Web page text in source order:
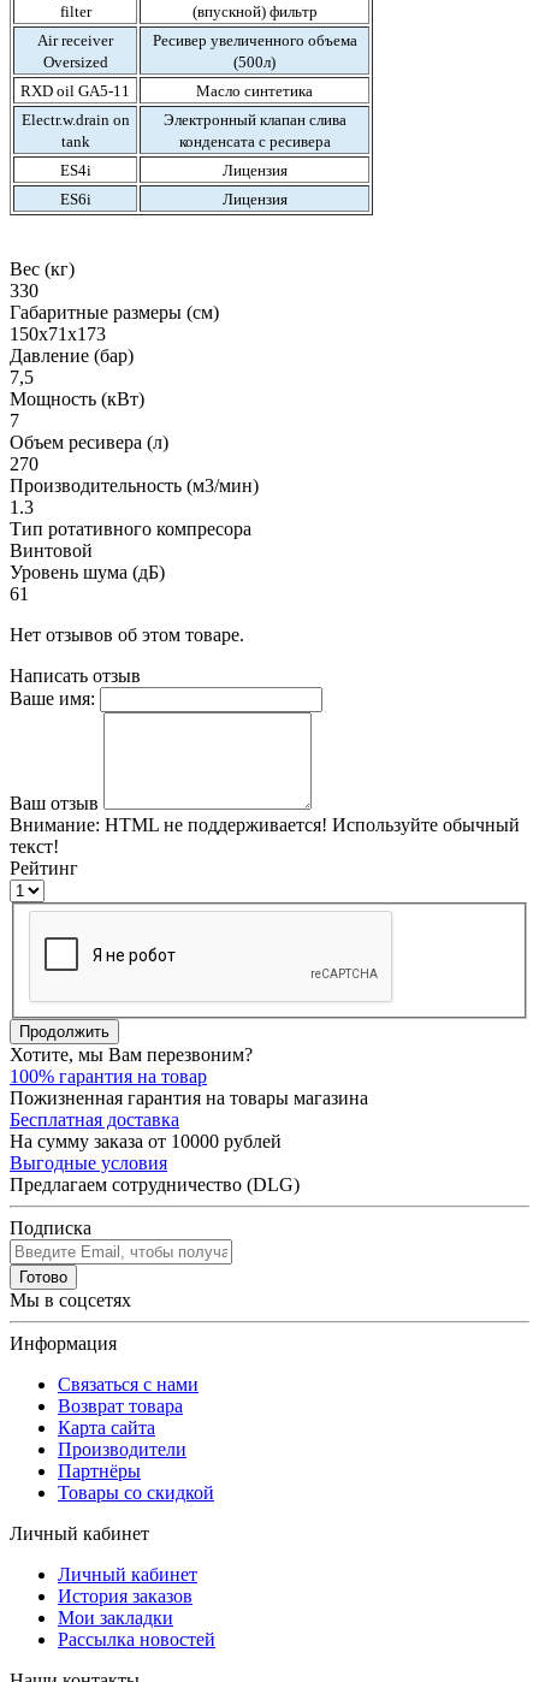
filter
(впускной) фильтр
Air receiver
Oversized
Ресивер увеличенного объема
(500л)
RXD oil GA5-11
Масло синтетика
Electr.w.drain on
tank
Электронный клапан слива
конденсата с ресивера
ES4i
Лицензия
ES6i
Лицензия
Вес (кг)
330
Габаритные размеры (см)
150х71х173
Давление (бар)
7,5
Мощность (кВт)
7
Объем ресивера (л)
270
Производительность (м3/мин)
1.3
Тип ротативного компресора
Винтовой
Уровень шума (дБ)
61
Нет отзывов об этом товаре.
Написать отзыв
Ваше имя:
Ваш отзыв
Внимание: HTML не поддерживается! Используйте обычный
текст!
Рейтинг
Продолжить
Хотите, мы Вам перезвоним?
100% гарантия на товар
Пожизненная гарантия на товары магазина
Бесплатная доставка
На сумму заказа от 10000 рублей
Выгодные условия
Предлагаем сотрудничество (DLG)
Подписка
Готово
Мы в соцсетях
Информация
Связаться с нами
Возврат товара
Карта сайта
Производители
Партнёры
Товары со скидкой
Личный кабинет
Личный кабинет
История заказов
Мои закладки
Рассылка новостей